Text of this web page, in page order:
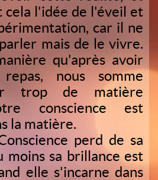
cela l'idée de l'éveil et
car il ne
mais de le vivre.
qu'après avoir
nous somme
trop de matière
conscience est
la matière.
perd de sa
moins sa brillance est
elle s'incarne dans